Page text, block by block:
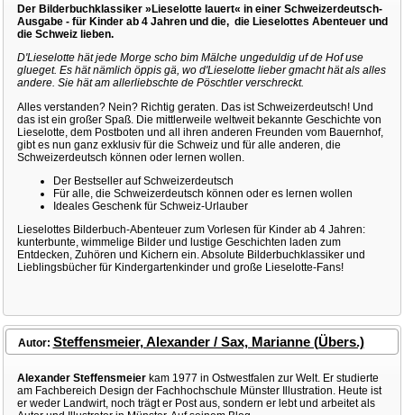
Der Bilderbuchklassiker »Lieselotte lauert« in einer Schweizerdeutsch-
Ausgabe - für Kinder ab 4 Jahren und die, die Lieselottes Abenteuer und
die Schweiz lieben.
D'Lieselotte hät jede Morge scho bim Mälche ungeduldig uf de Hof use
glueget. Es hät nämlich öppis gä, wo d'Lieselotte lieber gmacht hät als alles
andere. Sie hät am allerliebschte de Pöschtler verschreckt.
Alles verstanden? Nein? Richtig geraten. Das ist Schweizerdeutsch! Und
das ist ein großer Spaß. Die mittlerweile weltweit bekannte Geschichte von
Lieselotte, dem Postboten und all ihren anderen Freunden vom Bauernhof,
gibt es nun ganz exklusiv für die Schweiz und für alle anderen, die
Schweizerdeutsch können oder lernen wollen.
Der Bestseller auf Schweizerdeutsch
Für alle, die Schweizerdeutsch können oder es lernen wollen
Ideales Geschenk für Schweiz-Urlauber
Lieselottes Bilderbuch-Abenteuer zum Vorlesen für Kinder ab 4 Jahren:
kunterbunte, wimmelige Bilder und lustige Geschichten laden zum
Entdecken, Zuhören und Kichern ein. Absolute Bilderbuchklassiker und
Lieblingsbücher für Kindergartenkinder und große Lieselotte-Fans!
Autor: Steffensmeier, Alexander / Sax, Marianne (Übers.)
Alexander Steffensmeierkam 1977 in Ostwestfalen zur Welt. Er studierte
am Fachbereich Design der Fachhochschule Münster Illustration. Heute ist
er weder Landwirt, noch trägt er Post aus, sondern er lebt und arbeitet als